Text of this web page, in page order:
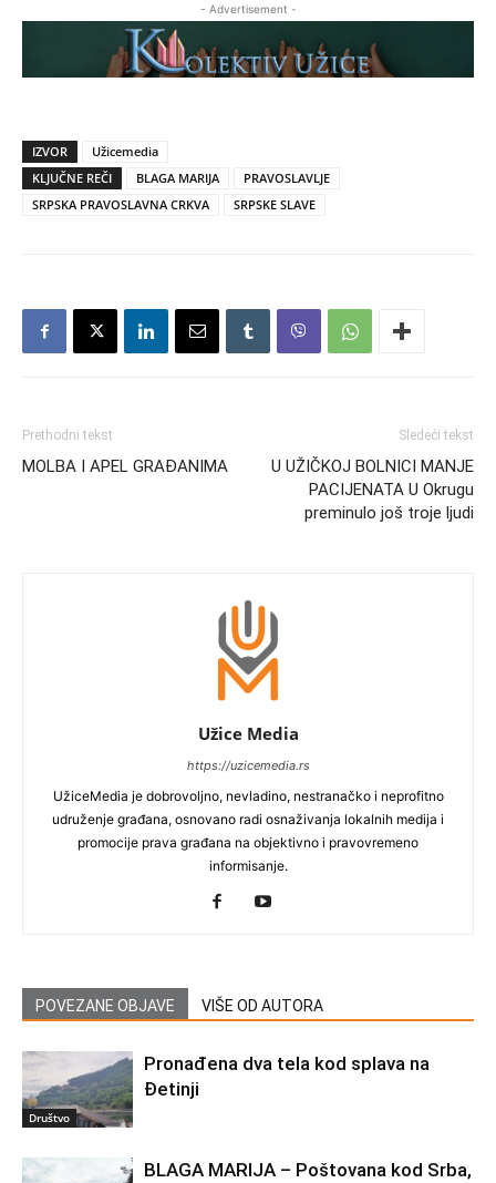
- Advertisement -
IZVOR
Užicemedia
KLJUČNE REČI
BLAGA MARIJA
PRAVOSLAVLJE
SRPSKA PRAVOSLAVNA CRKVA
SRPSKE SLAVE
Prethodni tekst
MOLBA I APEL GRAĐANIMA
Sledeći tekst
U UŽIČKOJ BOLNICI MANJE
PACIJENATA U Okrugu
preminulo još troje ljudi
Užice Media
https://uzicemedia.rs
UžiceMedia je dobrovoljno, nevladino, nestranačko i neprofitno
udruženje građana, osnovano radi osnaživanja lokalnih medija i
promocije prava građana na objektivno i pravovremeno
informisanje.
POVEZANE OBJAVE VIŠE OD AUTORA
Društvo
Pronađena dva tela kod splava na
Đetinji
BLAGA MARIJA – Poštovana kod Srba,